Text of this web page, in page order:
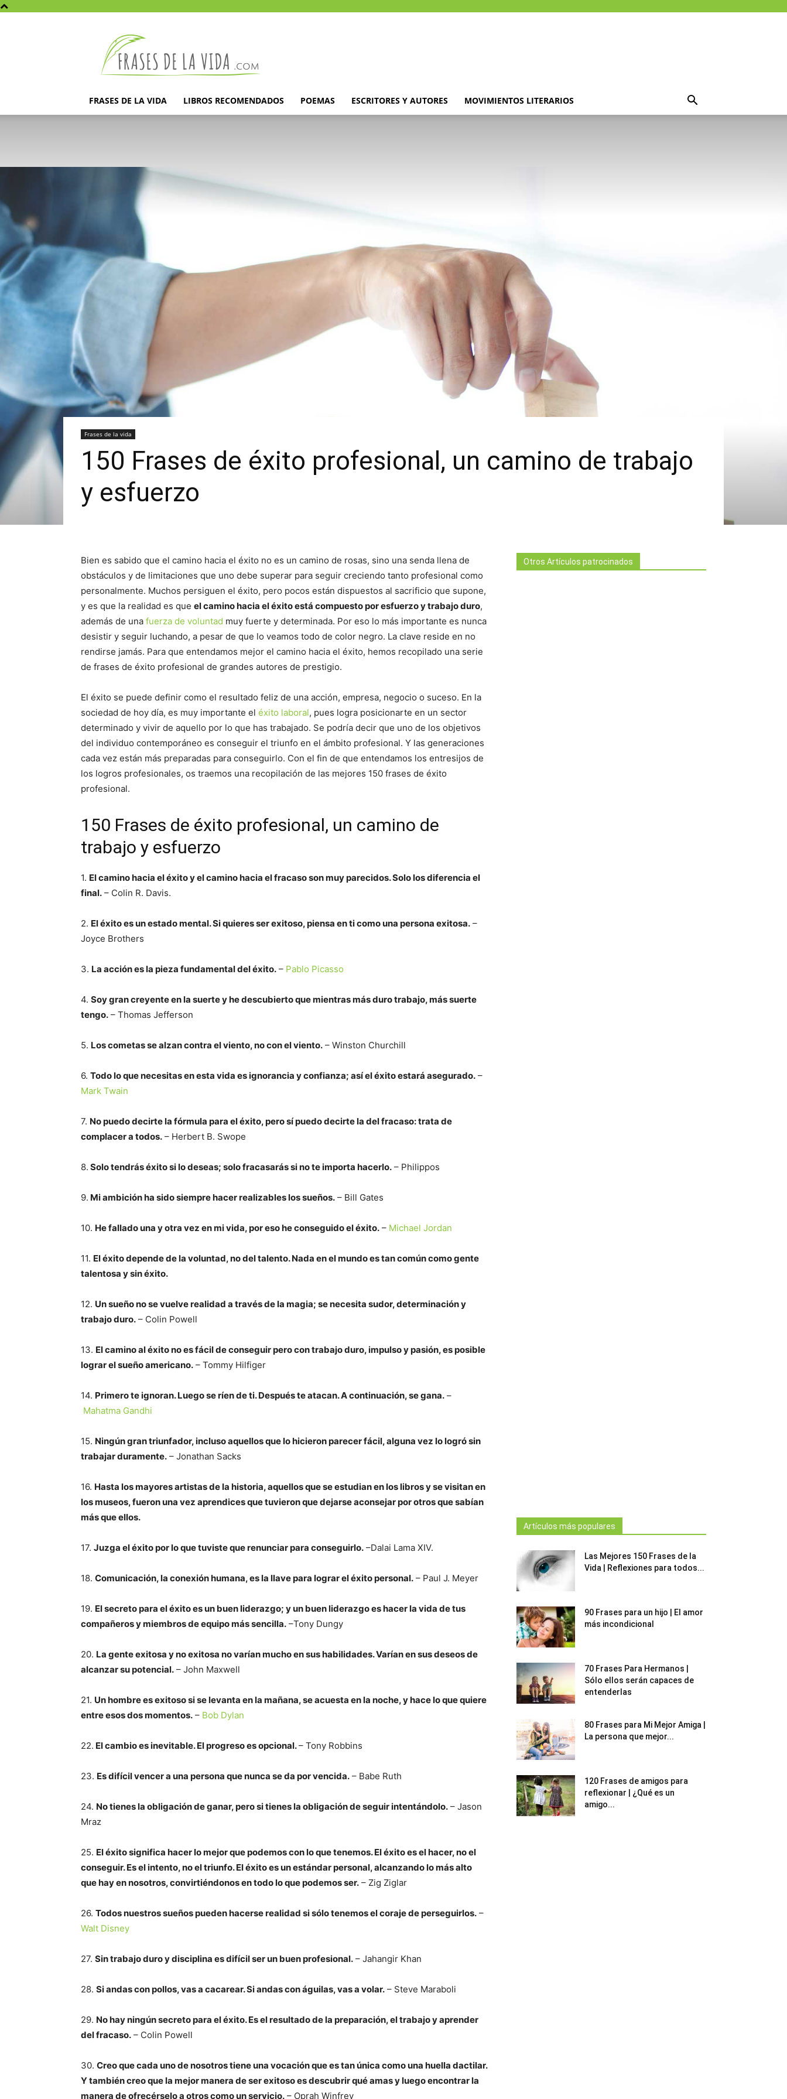
la
vida
FRASES DE LA VIDA LIBROS RECOMENDADOS POEMAS ESCRITORES Y AUTORES MOVIMIENTOS LITERARIOS
Frases de la vida
150 Frases de éxito profesional, un camino de trabajo
y esfuerzo
Bien es sabido que el camino hacia el éxito no es un camino de rosas, sino una senda llena de
obstáculos y de limitaciones que uno debe superar para seguir creciendo tanto profesional como
personalmente. Muchos persiguen el éxito, pero pocos están dispuestos al sacrificio que supone,
y es que la realidad es que el camino hacia el éxito está compuesto por esfuerzo y trabajo duro,
además de una fuerza de voluntad muy fuerte y determinada. Por eso lo más importante es nunca
desistir y seguir luchando, a pesar de que lo veamos todo de color negro. La clave reside en no
rendirse jamás. Para que entendamos mejor el camino hacia el éxito, hemos recopilado una serie
de frases de éxito profesional de grandes autores de prestigio.
El éxito se puede definir como el resultado feliz de una acción, empresa, negocio o suceso. En la
sociedad de hoy día, es muy importante el éxito laboral, pues logra posicionarte en un sector
determinado y vivir de aquello por lo que has trabajado. Se podría decir que uno de los objetivos
del individuo contemporáneo es conseguir el triunfo en el ámbito profesional. Y las generaciones
cada vez están más preparadas para conseguirlo. Con el fin de que entendamos los entresijos de
los logros profesionales, os traemos una recopilación de las mejores 150 frases de éxito
profesional.
150 Frases de éxito profesional, un camino de
trabajo y esfuerzo
1. El camino hacia el éxito y el camino hacia el fracaso son muy parecidos. Solo los diferencia el
final. – Colin R. Davis.
2. El éxito es un estado mental. Si quieres ser exitoso, piensa en ti como una persona exitosa. –
Joyce Brothers
3. La acción es la pieza fundamental del éxito. – Pablo Picasso
4. Soy gran creyente en la suerte y he descubierto que mientras más duro trabajo, más suerte
tengo. – Thomas Jefferson
5. Los cometas se alzan contra el viento, no con el viento. – Winston Churchill
6. Todo lo que necesitas en esta vida es ignorancia y confianza; así el éxito estará asegurado. –
Mark Twain
7. No puedo decirte la fórmula para el éxito, pero sí puedo decirte la del fracaso: trata de
complacer a todos. – Herbert B. Swope
8. Solo tendrás éxito si lo deseas; solo fracasarás si no te importa hacerlo. – Philippos
9. Mi ambición ha sido siempre hacer realizables los sueños. – Bill Gates
10. He fallado una y otra vez en mi vida, por eso he conseguido el éxito. – Michael Jordan
11. El éxito depende de la voluntad, no del talento. Nada en el mundo es tan común como gente
talentosa y sin éxito.
12. Un sueño no se vuelve realidad a través de la magia; se necesita sudor, determinación y
trabajo duro. – Colin Powell
13. El camino al éxito no es fácil de conseguir pero con trabajo duro, impulso y pasión, es posible
lograr el sueño americano. – Tommy Hilfiger
14. Primero te ignoran. Luego se ríen de ti. Después te atacan. A continuación, se gana. –
Mahatma Gandhi
15. Ningún gran triunfador, incluso aquellos que lo hicieron parecer fácil, alguna vez lo logró sin
trabajar duramente. – Jonathan Sacks
16. Hasta los mayores artistas de la historia, aquellos que se estudian en los libros y se visitan en
los museos, fueron una vez aprendices que tuvieron que dejarse aconsejar por otros que sabían
más que ellos.
17. Juzga el éxito por lo que tuviste que renunciar para conseguirlo. –Dalai Lama XIV.
18. Comunicación, la conexión humana, es la llave para lograr el éxito personal. – Paul J. Meyer
19. El secreto para el éxito es un buen liderazgo; y un buen liderazgo es hacer la vida de tus
compañeros y miembros de equipo más sencilla. –Tony Dungy
20. La gente exitosa y no exitosa no varían mucho en sus habilidades. Varían en sus deseos de
alcanzar su potencial. – John Maxwell
21. Un hombre es exitoso si se levanta en la mañana, se acuesta en la noche, y hace lo que quiere
entre esos dos momentos. – Bob Dylan
22. El cambio es inevitable. El progreso es opcional.– Tony Robbins
23. Es difícil vencer a una persona que nunca se da por vencida. – Babe Ruth
24. No tienes la obligación de ganar, pero si tienes la obligación de seguir intentándolo. – Jason
Mraz
25. El éxito significa hacer lo mejor que podemos con lo que tenemos. El éxito es el hacer, no el
conseguir. Es el intento, no el triunfo. El éxito es un estándar personal, alcanzando lo más alto
que hay en nosotros, convirtiéndonos en todo lo que podemos ser. – Zig Ziglar
26. Todos nuestros sueños pueden hacerse realidad si sólo tenemos el coraje de perseguirlos. –
Walt Disney
27. Sin trabajo duro y disciplina es difícil ser un buen profesional. – Jahangir Khan
28. Si andas con pollos, vas a cacarear. Si andas con águilas, vas a volar. – Steve Maraboli
29. No hay ningún secreto para el éxito. Es el resultado de la preparación, el trabajo y aprender
del fracaso. – Colin Powell
30. Creo que cada uno de nosotros tiene una vocación que es tan única como una huella dactilar.
Y también creo que la mejor manera de ser exitoso es descubrir qué amas y luego encontrar la
manera de ofrecérselo a otros como un servicio. – Oprah Winfrey
Otros Artículos patrocinados
Artículos más populares
Las Mejores 150 Frases de la
Vida | Reflexiones para todos...
90 Frases para un hijo | El amor
más incondicional
70 Frases Para Hermanos |
Sólo ellos serán capaces de
entenderlas
80 Frases para Mi Mejor Amiga |
La persona que mejor...
120 Frases de amigos para
reflexionar | ¿Qué es un
amigo...